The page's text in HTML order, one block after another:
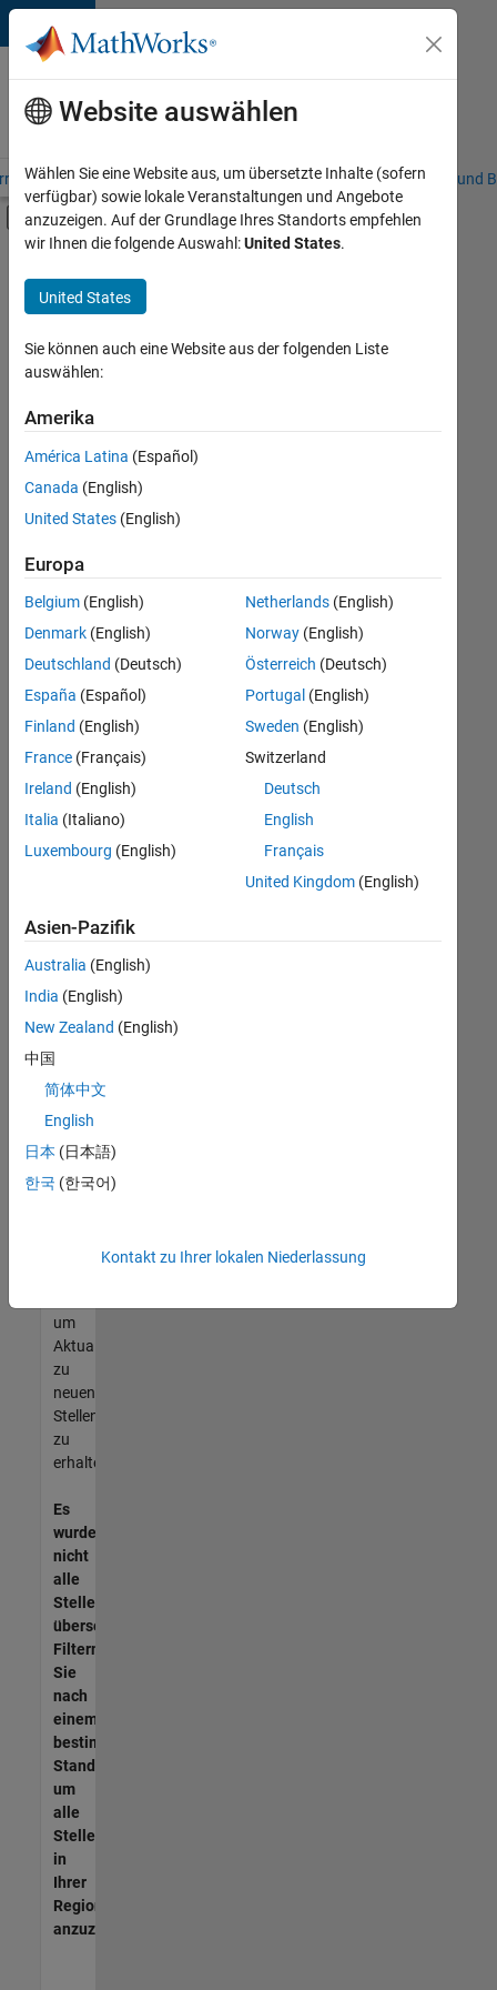
Weiter zum Inhalt
Karriere
bei
MathWorks
– Übersicht Stellensuche Niederlassungen Studierende und
Umschaltung für Off-Canvas-
Hauptinhalt
Commercial Sales
Customer Support
Education Sales
Marketing Services
+3
Derzeit
es
keine
offenen
Stellen,
Ihren
Suchkriterien
entsprechen.
können
die
Suchkriterien
weiter
fassen
oder
alle
Stellenangebote
anzeigen .
noch
keine
offenen
Stellen
können,
die
Ihren
entsprechen,
werden
unseres
um
Aktualisierungen
zu
neuen
Stellenangeboten
zu
erhalten.
Es
wurden
nicht
alle
Stellen
übersetzt.
Filtern
Sie
nach
einem
bestimmten
Standort,
um
alle
Stellenangebote
in
Ihrer
Region
anzuzeigen.
Website auswählen
Wählen Sie eine Website aus, um übersetzte Inhalte (sofern
verfügbar) sowie lokale Veranstaltungen und Angebote
anzuzeigen. Auf der Grundlage Ihres Standorts empfehlen
wir Ihnen die folgende Auswahl:United States.
United States
Sie können auch eine Website aus der folgenden Liste
auswählen:
Amerika
América Latina (Español)
Canada (English)
United States (English)
Europa
Belgium (English)
Denmark (English)
Deutschland (Deutsch)
España (Español)
Finland (English)
France (Français)
Ireland (English)
Italia (Italiano)
Luxembourg (English)
Netherlands(English)
Norway(English)
Österreich (Deutsch)
Portugal (English)
Sweden (English)
Switzerland
Deutsch
English
Français
United Kingdom(English)
Asien-Pazifik
Australia (English)
India (English)
New Zealand (English)
中国
简体中文
English
日本 (日本語)
한국 (한국어)
Kontakt zu Ihrer lokalen Niederlassung